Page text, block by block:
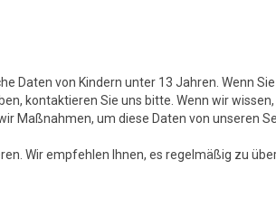
Daten von Kindern unter 13 Jahren. Wenn
kontaktieren Sie uns bitte. Wenn wir
Maßnahmen, um diese Daten von unseren
Wir empfehlen Ihnen, es regelmäßig zu